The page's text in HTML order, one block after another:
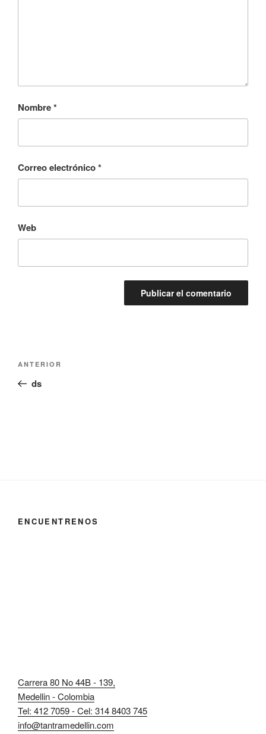
Nombre*
Correo electrónico*
Web
Navegación
entradas
Entrada
anterior:
ANTERIOR
ds
ENCUENTRENOS
Carrera 80 No 44B - 139,
Medellin - Colombia
Tel: 412 7059 - Cel: 314 8403 745
info@tantramedellin.com